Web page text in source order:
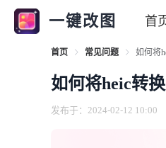
一键改图 首
首页 常见问题 如何将
如何将heic转
发布于：2024-02-12 10:00